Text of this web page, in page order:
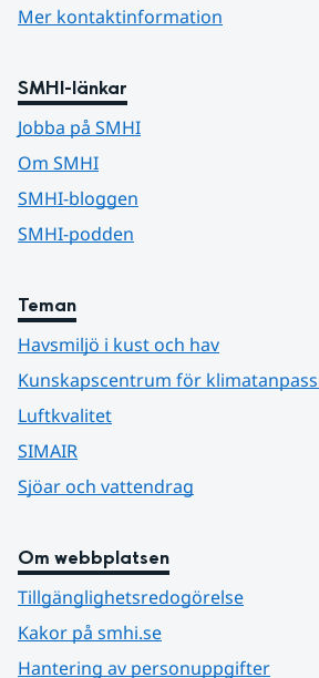
Mer kontaktinformation
SMHI-länkar
Jobba på SMHI
Om SMHI
SMHI-bloggen
SMHI-podden
Teman
Havsmiljö i kust och hav
Kunskapscentrum för
Luftkvalitet
SIMAIR
Sjöar och vattendrag
Om webbplatsen
Tillgänglighetsredogörelse
Kakor på smhi.se
Hantering av personuppgifter